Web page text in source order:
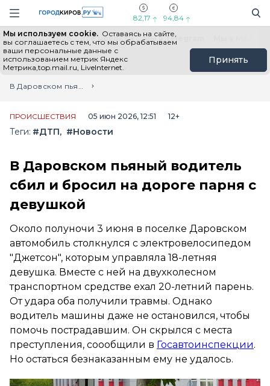
Навигация сайта
82,17 94,84
Мы используем cookie. Оставаясь на сайте,
вы соглашаетесь с тем, что мы обрабатываем
ваши персональные данные с
использованием метрик Яндекс
Метрика,top.mail.ru, LiveInternet.
Принять
Выборы - 2026 Все новости Мы в Telegram
Главная
Лента новостей
В Даровском пьяный водитель сбил и бросил на дороге парня с девушкой
ПРОИСШЕСТВИЯ 05 июн 2026, 12:51 12+
Теги: #ДТП #Новости
В Даровском пьяный водитель
сбил и бросил на дороге парня с
девушкой
Около полуночи 3 июня в поселке Даровском
автомобиль столкнулся с электровелосипедом
"Джетсон", которым управляла 18-летняя
девушка. Вместе с ней на двухколесном
транспортном средстве ехал 20-летний парень.
От удара оба получили травмы. Однако
водитель машины даже не остановился, чтобы
помочь пострадавшим. Он скрылся с места
преступления, соообщили в Госавтоинспекции.
Но остаться безнаказанным ему не удалось.